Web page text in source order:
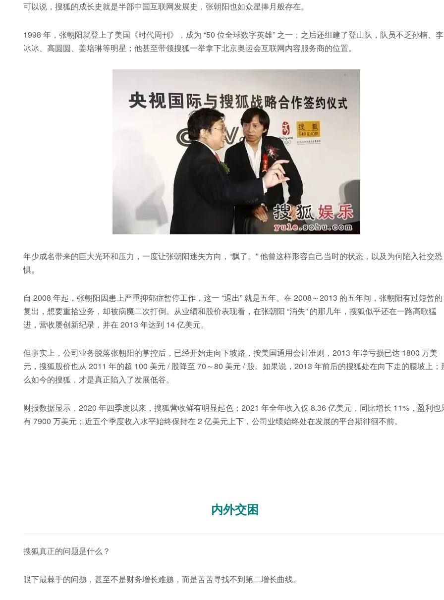
可以说，搜狐的成长史就是半部中国互联网发展史，张朝阳也如众星捧月般存在。
1998 年，张朝阳就登上了美国《时代周刊》，成为 “50 位全球数字英雄” 之一；之后还组建了登山队，队员不乏孙楠、李
冰冰、高圆圆、姜培琳等明星；他甚至带领搜狐一举拿下北京奥运会互联网内容服务商的位置。
年少成名带来的巨大光环和压力，一度让张朝阳迷失方向，“飘了。” 他曾这样形容自己当时的状态，以及为何陷入社交恐
惧。
自 2008 年起，张朝阳因患上严重抑郁症暂停工作，这一 “退出” 就是五年。在 2008～2013 的五年间，张朝阳有过短暂的
复出，想要重拾业务，却被病魔二次打倒。从业绩和股价表现看，在张朝阳 “消失” 的那几年，搜狐似乎还在一路高歌猛
进，营收屡创新纪录，并在 2013 年达到 14 亿美元。
但事实上，公司业务脱落张朝阳的掌控后，已经开始走向下坡路，按美国通用会计准则，2013 年净亏损已达 1800 万美
元，搜狐股价也从 2011 年的超 100 美元 / 股降至 70～80 美元 / 股。如果说，2013 年前后的搜狐处在向下走的腰坡上；
么如今的搜狐，才是真正陷入了发展低谷。
财报数据显示，2020 年四季度以来，搜狐营收鲜有明显起色；2021 年全年收入仅 8.36 亿美元，同比增长 11%，盈利也
有 7900 万美元；近五个季度收入水平始终保持在 2 亿美元上下，公司业绩始终处在发展的平台期徘徊不前。
内外交困
搜狐真正的问题是什么？
眼下最棘手的问题，甚至不是财务增长难题，而是苦苦寻找不到第二增长曲线。